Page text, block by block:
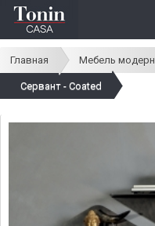
Главная Мебель модерн
Сервант - Coated